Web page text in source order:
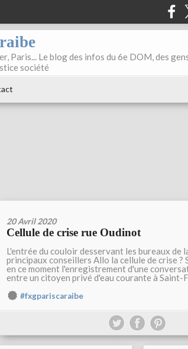
Paris... Le blog des infos du 6e DOM, des
société
20 Avril 2020
Cellule de crise rue Oudinot
L'entrée du couloir desservant les bureaux de
principaux conseillers Allo la cellule de crise ?
en ce moment l'enregistrement d'une
entre un citoyen privé d'eau courante à Saint-
#fxgpariscaraibe